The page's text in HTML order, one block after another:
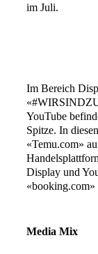
im Juli.
Im Bereich
YouTube
Spitze. In
«Temu.com»
Display und
«booking.com»
Media Mix